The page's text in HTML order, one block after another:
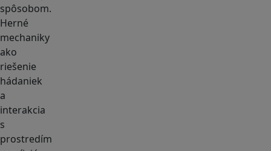
spôsobom.
Herné
mechaniky
ako
riešenie
hádaniek
a
interakcia
s
prostredím